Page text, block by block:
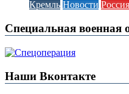
Кремль Новости Россия
Специальная военная
Наши Вконтакте